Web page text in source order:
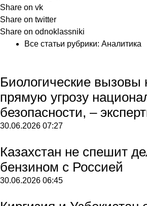
Share on vk
Share on twitter
Share on odnoklassniki
Все статьи рубрики: Аналитика
Биологические вызовы
прямую угрозу
безопасности, –
30.06.2026 07:27
Казахстан не спешит
бензином с Россией
30.06.2026 06:45